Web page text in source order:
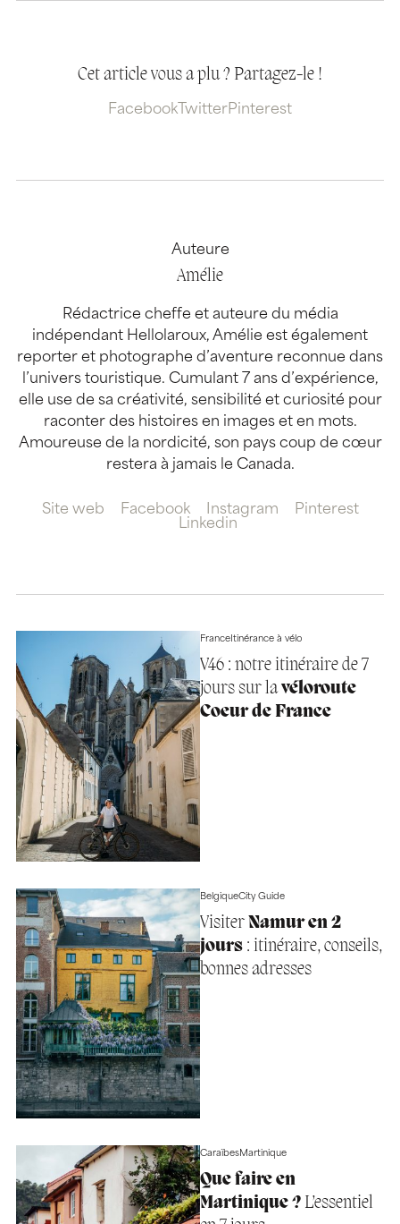
Cet article vous a plu ? Partagez-le !
Facebook TwitterPinterest
Auteure
Amélie
Rédactrice cheffe et auteure du média
indépendant Hellolaroux, Amélie est également
reporter et photographe d’aventure reconnue dans
l’univers touristique. Cumulant 7 ans d’expérience,
elle use de sa créativité, sensibilité et curiosité pour
raconter des histoires en images et en mots.
Amoureuse de la nordicité, son pays coup de cœur
restera à jamais le Canada.
Site web Facebook Instagram
Pinterest
Linkedin
FranceItinérance à vélo
V46 : notre itinéraire de 7
jours sur lavéloroute
Coeur de France
BelgiqueCity Guide
Visiter Namur en 2
jours: itinéraire, conseils,
bonnes adresses
CaraïbesMartinique
Que faire en
Martinique ?L’essentiel